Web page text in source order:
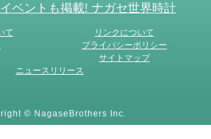
ベントも掲載! ナガセ世界時計
て
リンクについて
プライバシーポリシー
サイトマップ
ニュースリリース
© NagaseBrothers Inc.